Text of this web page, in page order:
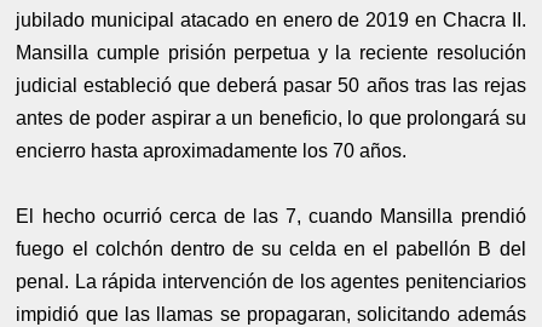
jubilado municipal atacado en enero de 2019 en Chacra II.
Mansilla cumple prisión perpetua y la reciente resolución
judicial estableció que deberá pasar 50 años tras las rejas
antes de poder aspirar a un beneficio, lo que prolongará su
encierro hasta aproximadamente los 70 años.
El hecho ocurrió cerca de las 7, cuando Mansilla prendió
fuego el colchón dentro de su celda en el pabellón B del
penal. La rápida intervención de los agentes penitenciarios
impidió que las llamas se propagaran, solicitando además